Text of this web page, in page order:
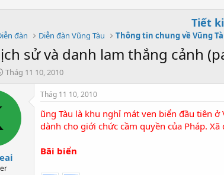
Tiết
đàn Diễn đàn Vũng Tàu Thông tin chung về Vũng
sử và danh lam thắng cảnh
S
a
t
e
Thág 11 10, 2010
Thág 11 10, 2010
ũng Tàu là khu nghỉ mát ven biển đầu tiên
dành cho giới chức cầm quyền của Pháp. Xã
Bãi biển